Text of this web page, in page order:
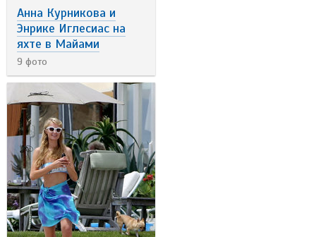
Анна Курникова и
Энрике Иглесиас на
яхте в Майами
9 фото